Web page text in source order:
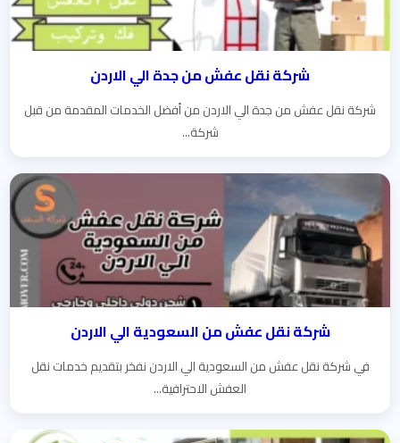
شركة نقل عفش من جدة الي الاردن
شركة نقل عفش من جدة الي الاردن من أفضل الخدمات المقدمة من قبل
شركة...
شركة نقل عفش من السعودية الي الاردن
في شركة نقل عفش من السعودية الي الاردن نفخر بتقديم خدمات نقل
العفش الاحترافية...